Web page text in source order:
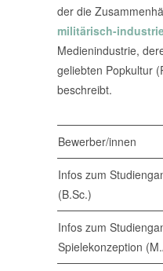
der die
militärisch-
Medienindustrie,
geliebten Popkultur
beschreibt.
Bewerber/innen
Infos zum
(B.Sc.)
Infos zum
Spielekonzeption